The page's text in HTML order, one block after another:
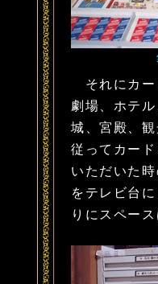
それにカー
劇場、ホテ
城、宮殿、
従ってカー
いただいた
をテレビ台
りにスペー